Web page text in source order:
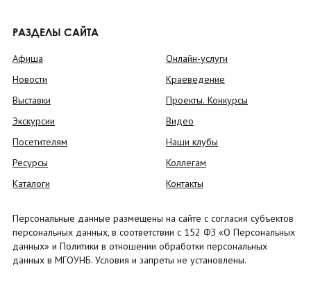
РАЗДЕЛЫ САЙТА
Афиша
Новости
Выставки
Экскурсии
Посетителям
Ресурсы
Каталоги
Онлайн-услуги
Краеведение
Проекты. Конкурсы
Видео
Наши клубы
Коллегам
Контакты
Персональные данные размещены на сайте с согласия субъектов
персональных данных, в соответствии с 152 ФЗ «О Персональных
данных» и Политики в отношении обработки персональных
данных в МГОУНБ. Условия и запреты не установлены.